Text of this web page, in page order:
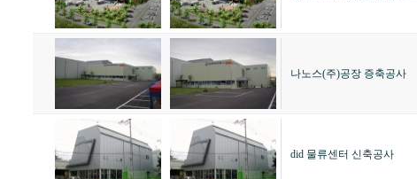
나노스(주)공장 증축공사
did 물류센터 신축공사